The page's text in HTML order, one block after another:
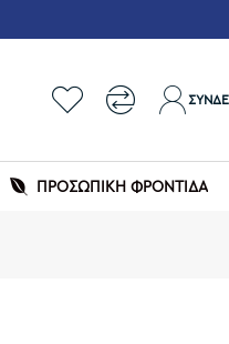
ΠΡΟΣΩΠΙΚΗ ΦΡΟΝΤΙΔΑ